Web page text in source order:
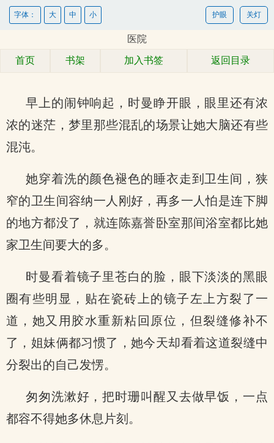
关灯
护眼
字体： 大 中 小
医院
首页 书架 加入书签 返回目录
早上的闹钟响起，时曼睁开眼，眼里还有浓
浓的迷茫，梦里那些混乱的场景让她大脑还有些
混沌。
她穿着洗的颜色褪色的睡衣走到卫生间，狭
窄的卫生间容纳一人刚好，再多一人怕是连下脚
的地方都没了，就连陈嘉誉卧室那间浴室都比她
家卫生间要大的多。
时曼看着镜子里苍白的脸，眼下淡淡的黑眼
圈有些明显，贴在瓷砖上的镜子左上方裂了一
道，她又用胶水重新粘回原位，但裂缝修补不
了，姐妹俩都习惯了，她今天却看着这道裂缝中
分裂出的自己发愣。
匆匆洗漱好，把时珊叫醒又去做早饭，一点
都容不得她多休息片刻。